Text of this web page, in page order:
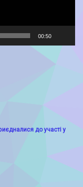
00:50
до участі у